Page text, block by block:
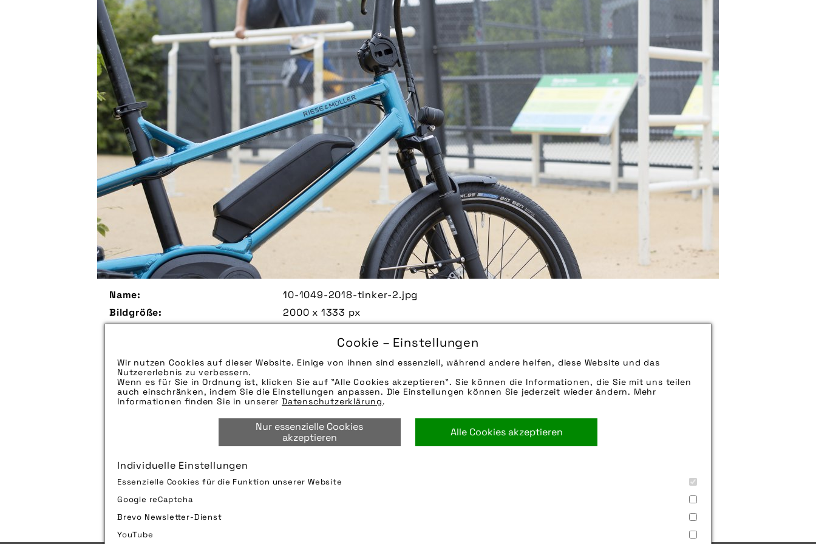
Cookie – Einstellungen
Wir nutzen Cookies auf dieser Website. Einige von ihnen sind essenziell, während andere helfen, diese Website und das
Nutzererlebnis zu verbessern.
Wenn es für Sie in Ordnung ist, klicken Sie auf "Alle Cookies akzeptieren". Sie können die Informationen, die Sie mit uns teilen
auch einschränken, indem Sie die Einstellungen anpassen. Die Einstellungen können Sie jederzeit wieder ändern. Mehr
Informationen finden Sie in unsererDatenschutzerklärung.
Nur essenzielle Cookies
akzeptieren
Alle Cookies akzeptieren
Individuelle Einstellungen
Essenzielle Cookies für die Funktion unserer Website
Google reCaptcha
Brevo Newsletter-Dienst
YouTube
Name:
10-1049-2018-tinker-2.jpg
Bildgröße:
2000 x 1333 px
04.01.2018
Bildunterschrift:
Die Bildunterschrift wird in Bälde eingefügt. Sie können uns aber gern auch per E-
Mail oder Telefon kontaktieren, wir helfen gerne weiter.
Zu verwendender Bildnachweis:
Quelle/Source [´www.r-m.de | pd-f´]
per E-Mail oder Telefon kontaktieren, wir helfen gerne weiter.
e-bike,ebike,kompaktrad ,pedelec,vollfederung
Bild downloaden